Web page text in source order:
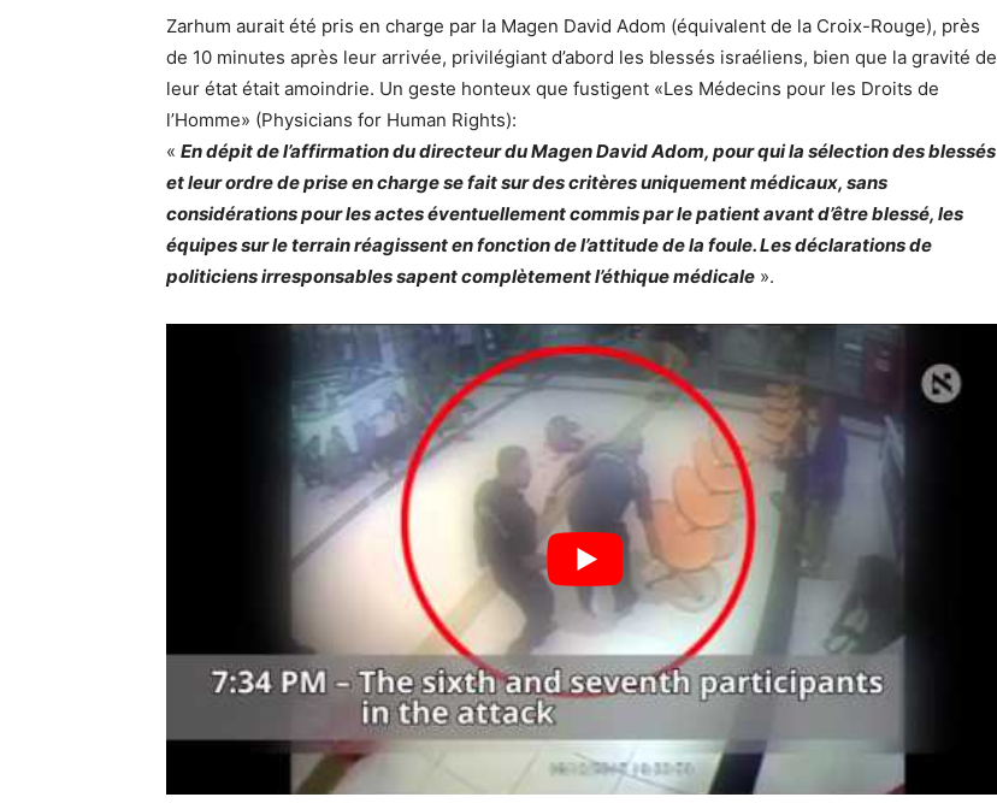
Zarhum aurait été pris en charge par la Magen David Adom (équivalent de la Croix-Rouge), près
de 10 minutes après leur arrivée, privilégiant d’abord les blessés israéliens, bien que la gravité de
leur état était amoindrie. Un geste honteux que fustigent «Les Médecins pour les Droits de
l’Homme» (Physicians for Human Rights):
« En dépit de l’affirmation du directeur du Magen David Adom, pour qui la sélection des blessés
et leur ordre de prise en charge se fait sur des critères uniquement médicaux, sans
considérations pour les actes éventuellement commis par le patient avant d’être blessé, les
équipes sur le terrain réagissent en fonction de l’attitude de la foule. Les déclarations de
politiciens irresponsables sapent complètement l’éthique médicale ».